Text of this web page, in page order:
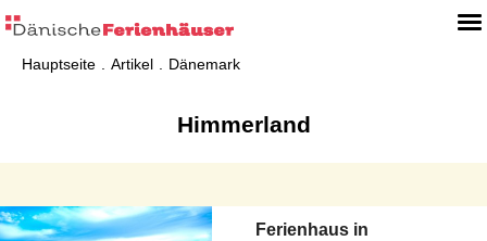
Hauptseite Artikel Dänemark
Himmerland
Ferienhaus in